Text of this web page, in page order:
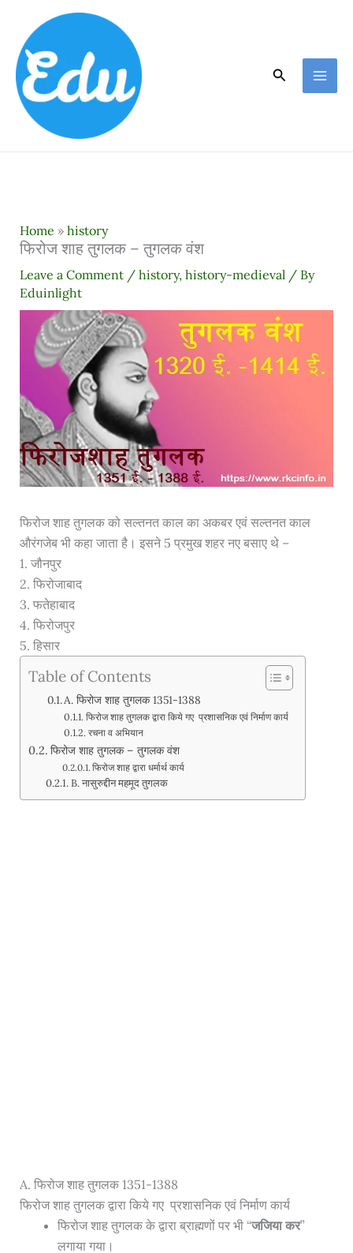
content
Search
Home » history
फिरोज शाह तुगलक – तुगलक वंश
Leave a Comment / history, history-medieval/ By
Eduinlight
फिरोज शाह तुगलक को सल्तनत काल का अकबर एवं सल्तनत काल
औरंगजेब भी कहा जाता है। इसने 5 प्रमुख शहर नए बसाए थे –
1. जौनपुर
2. फिरोजाबाद
3. फतेहाबाद
4. फिरोजपुर
5. हिसार
Table of Contents
A. फिरोज शाह तुगलक 1351-1388
फिरोज शाह तुगलक द्वारा किये गए प्रशासनिक एवं निर्माण कार्य
रचना व अभियान
फिरोज शाह तुगलक – तुगलक वंश
फिरोज शाह द्वारा धर्मार्थ कार्य
B. नासुरुद्दीन महमूद तुगलक
A. फिरोज शाह तुगलक 1351-1388
फिरोज शाह तुगलक द्वारा किये गए प्रशासनिक एवं निर्माण कार्य
फिरोज शाह तुगलक के द्वारा ब्राह्मणों पर भी “जजिया कर”
लगाया गया।